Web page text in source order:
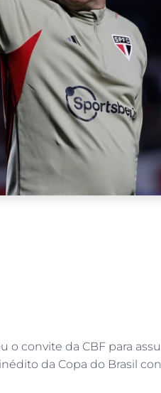
convite da CBF para
da Copa do Brasil